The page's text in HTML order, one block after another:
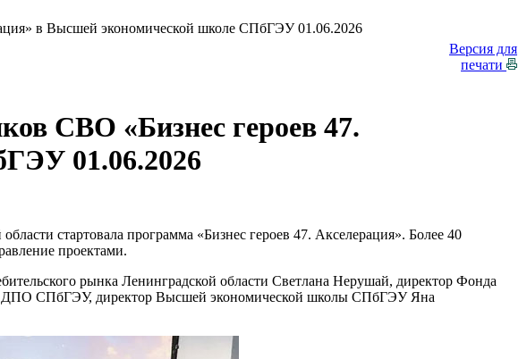
в Высшей экономической школе СПбГЭУ 01.06.2026
Версия для
печати
СВО «Бизнес героев 47.
01.06.2026
стартовала программа «Бизнес героев 47. Акселерация». Более 40
проектами.
рынка Ленинградской области Светлана Нерушай, директор Фонда
ДПО СПбГЭУ, директор Высшей экономической школы СПбГЭУ Яна